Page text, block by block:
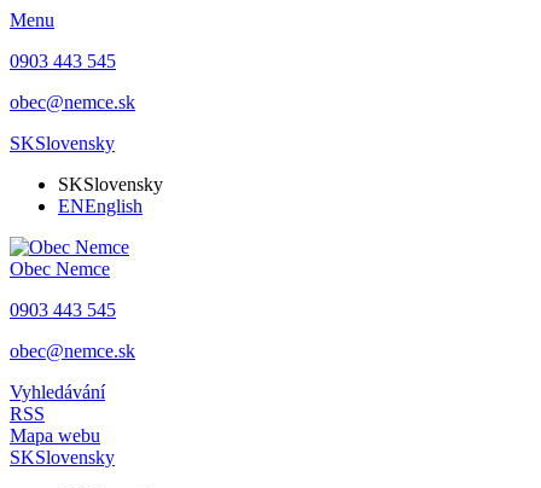
Menu
0903 443 545
obec@nemce.sk
SKSlovensky
SKSlovensky
ENEnglish
Obec Nemce
0903 443 545
obec@nemce.sk
Vyhledávání
RSS
Mapa webu
SKSlovensky